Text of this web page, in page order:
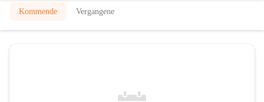
Kommende Vergangene